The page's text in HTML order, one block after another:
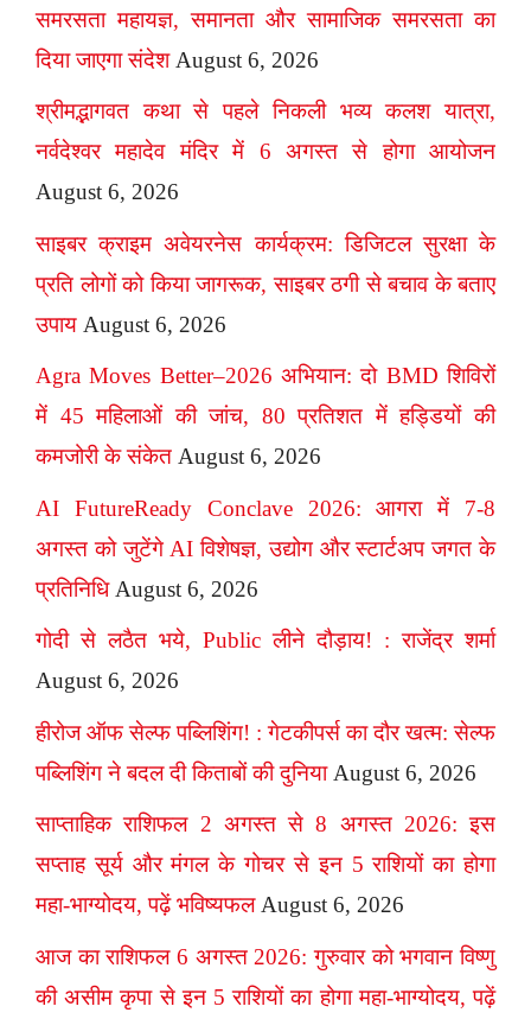
समरसता महायज्ञ, समानता और सामाजिक समरसता का
दिया जाएगा संदेश August 6, 2026
श्रीमद्भागवत कथा से पहले निकली भव्य कलश यात्रा,
नर्वदेश्वर महादेव मंदिर में 6 अगस्त से होगा आयोजन
August 6, 2026
साइबर क्राइम अवेयरनेस कार्यक्रम: डिजिटल सुरक्षा के
प्रति लोगों को किया जागरूक, साइबर ठगी से बचाव के बताए
उपाय August 6, 2026
Agra Moves Better–2026 अभियान: दो BMD शिविरों
में 45 महिलाओं की जांच, 80 प्रतिशत में हड्डियों की
कमजोरी के संकेत August 6, 2026
AI FutureReady Conclave 2026: आगरा में 7-8
अगस्त को जुटेंगे AI विशेषज्ञ, उद्योग और स्टार्टअप जगत के
प्रतिनिधि August 6, 2026
गोदी से लठैत भये, Public लीने दौड़ाय! : राजेंद्र शर्मा
August 6, 2026
हीरोज ऑफ सेल्फ पब्लिशिंग! : गेटकीपर्स का दौर खत्म: सेल्फ
पब्लिशिंग ने बदल दी किताबों की दुनिया August 6, 2026
साप्ताहिक राशिफल 2 अगस्त से 8 अगस्त 2026: इस
सप्ताह सूर्य और मंगल के गोचर से इन 5 राशियों का होगा
महा-भाग्योदय, पढ़ें भविष्यफल August 6, 2026
आज का राशिफल 6 अगस्त 2026: गुरुवार को भगवान विष्णु
की असीम कृपा से इन 5 राशियों का होगा महा-भाग्योदय, पढ़ें